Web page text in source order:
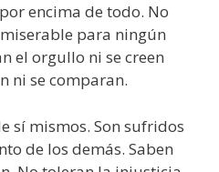
encima de todo. No
para ningún
el orgullo ni se creen
ni se comparan.
sí mismos. Son sufridos
de los demás. Saben